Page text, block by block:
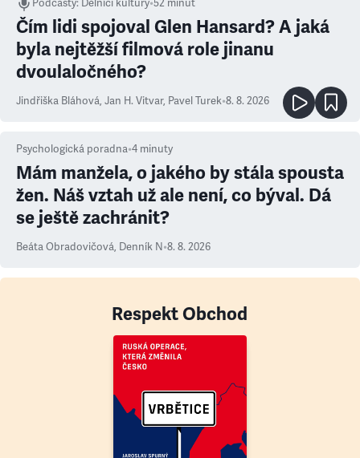
Podcasty: Dělníci kultury•52 minut
Čím lidi spojoval Glen Hansard? A jaká
byla nejtěžší filmová role jinanu
dvoulaločného?
Jindřiška Bláhová, Jan H. Vitvar, Pavel Turek•8. 8. 2026
Psychologická poradna•4 minuty
Mám manžela, o jakého by stála spousta
žen. Náš vztah už ale není, co býval. Dá
se ještě zachránit?
Beáta Obradovičová, Denník N•8. 8. 2026
Respekt Obchod